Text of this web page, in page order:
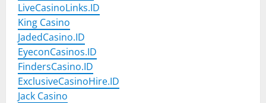
LiveCasinoLinks.ID
King Casino
JadedCasino.ID
EyeconCasinos.ID
FindersCasino.ID
ExclusiveCasinoHire.ID
Jack Casino